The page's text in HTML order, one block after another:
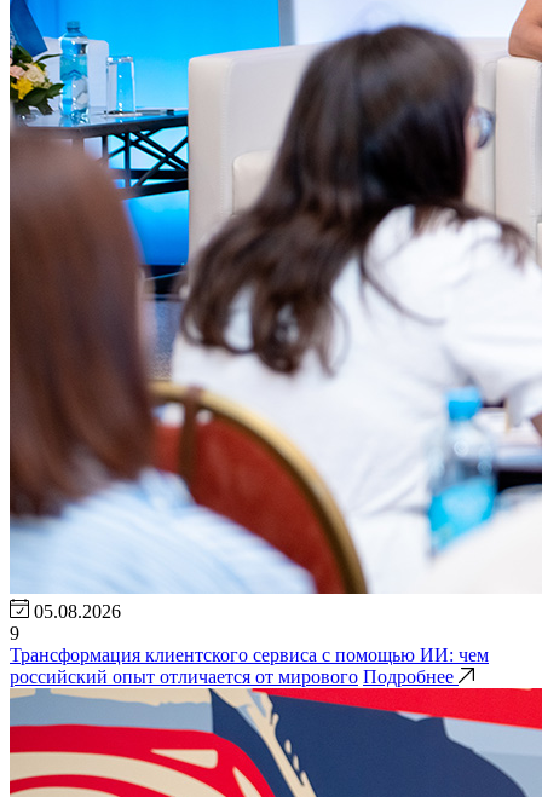
05.08.2026
9
Трансформация клиентского сервиса с помощью ИИ: чем
российский опыт отличается от мирового Подробнее